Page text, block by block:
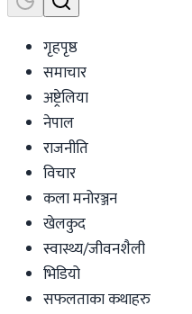
गृहपृष्ठ
समाचार
अष्ट्रेलिया
नेपाल
राजनीति
विचार
कला मनोरञ्जन
खेलकुद
स्वास्थ्य/जीवनशैली
भिडियो
सफलताका कथाहरु